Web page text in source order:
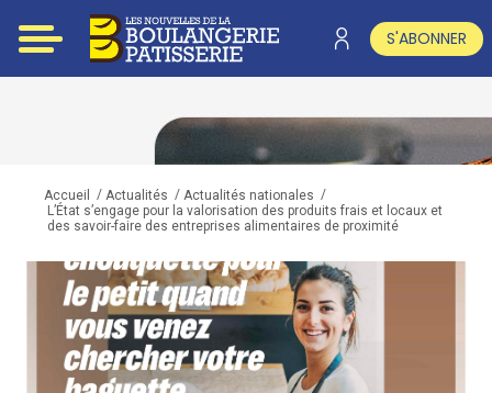
S'ABONNER
Accueil / Actualités / Actualités nationales /
L’État s’engage pour la valorisation des produits frais et locaux et
des savoir-faire des entreprises alimentaires de proximité